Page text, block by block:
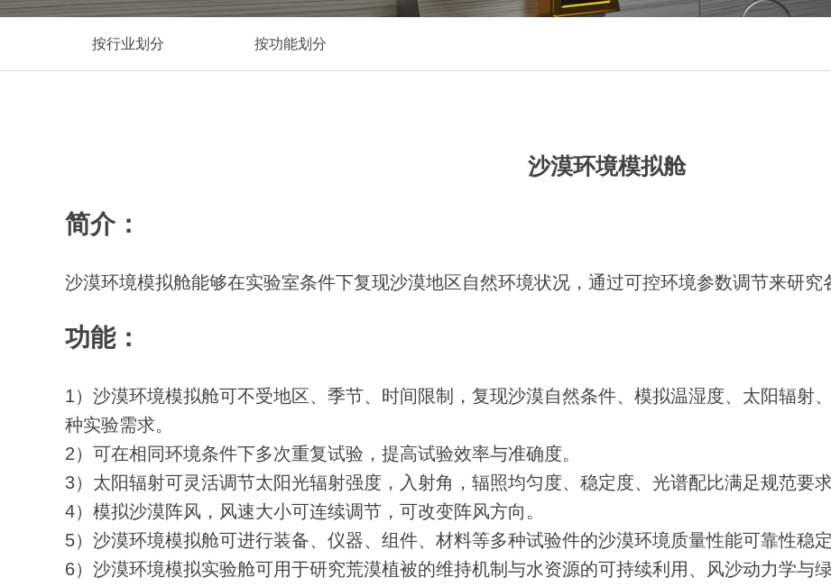
按行业划分 按功能划分
沙漠环境模拟舱
简介：
沙漠环境模拟舱能够在实验室条件下复现沙漠地区自然环境状况，通过可控环境参数调节来研究
功能：
1）沙漠环境模拟舱可不受地区、季节、时间限制，复现沙漠自然条件、模拟温湿度、太阳辐射
种实验需求。
2）可在相同环境条件下多次重复试验，提高试验效率与准确度。
3）太阳辐射可灵活调节太阳光辐射强度，入射角，辐照均匀度、稳定度、光谱配比满足规范要
4）模拟沙漠阵风，风速大小可连续调节，可改变阵风方向。
5）沙漠环境模拟舱可进行装备、仪器、组件、材料等多种试验件的沙漠环境质量性能可靠性稳定
6）沙漠环境模拟实验舱可用于研究荒漠植被的维持机制与水资源的可持续利用、风沙动力学与